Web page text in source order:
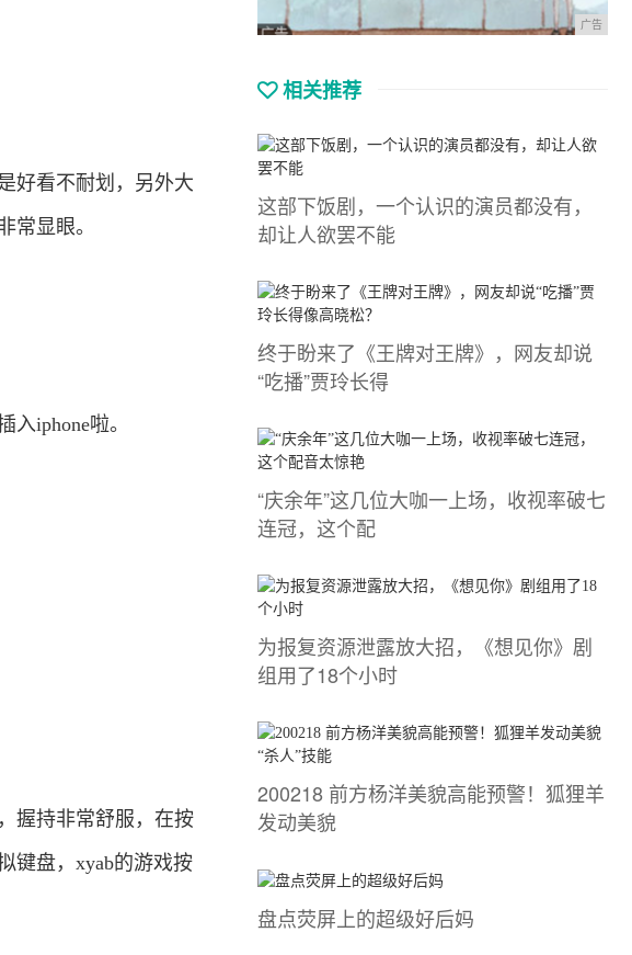
好看不耐划，另外大
常显眼。
iphone啦。
握持非常舒服，在按
键盘，xyab的游戏按
广告
相关推荐
这部下饭剧，一个认识的演员都没有，
却让人欲罢不能
终于盼来了《王牌对王牌》，网友却说
“吃播”贾玲长得
“庆余年”这几位大咖一上场，收视率破七
连冠，这个配
为报复资源泄露放大招，《想见你》剧
组用了18个小时
200218 前方杨洋美貌高能预警！狐狸羊
发动美貌
盘点荧屏上的超级好后妈